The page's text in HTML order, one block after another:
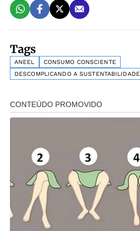
Tags
ANEEL
CONSUMO CONSCIENTE
DESCOMPLICANDO A SUSTENTABILIDADE